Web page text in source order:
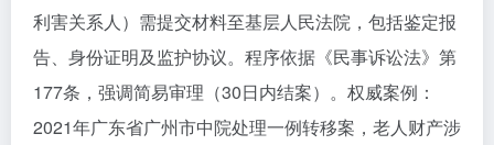
利害关系人）需提交材料至基层人民法院，包括鉴定报
告、身份证明及监护协议。程序依据《民事诉讼法》第
177条，强调简易审理（30日内结案）。权威案例：
2021年广东省广州市中院处理一例转移案，老人财产涉